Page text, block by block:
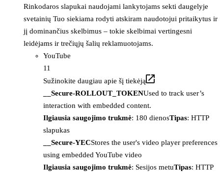
Rinkodaros slapukai naudojami lankytojams sekti daugelyje
svetainių Tuo siekiama rodyti atskiram naudotojui pritaikytus ir
jį dominančius skelbimus – tokie skelbimai vertingesni
leidėjams ir trečiųjų šalių reklamuotojams.
YouTube
11
Sužinokite daugiau apie šį tiekėją
__Secure-ROLLOUT_TOKENUsed to track user’s
interaction with embedded content.
Ilgiausia saugojimo trukmė: 180 dienosTipas: HTTP
slapukas
__Secure-YECStores the user's video player preferences
using embedded YouTube video
Ilgiausia saugojimo trukmė: Sesijos metuTipas: HTTP